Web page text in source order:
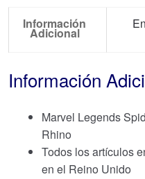
Información
Adicional
Información
Marvel Legends
Rhino
Todos los artículos
en el Reino Unido